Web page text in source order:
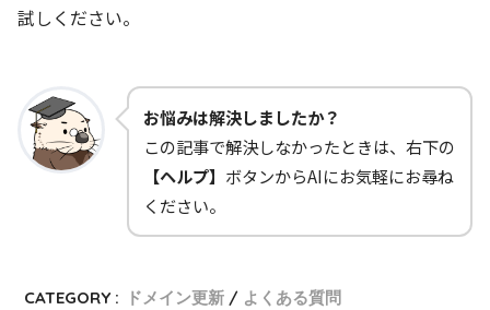
試しください。
お悩みは解決しましたか？
この記事で解決しなかったときは、右下の
【ヘルプ】 ボタンからAIにお気軽にお尋ね
ください。
CATEGORY : ドメイン更新 よくある質問